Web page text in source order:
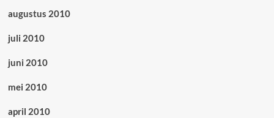
augustus 2010
juli 2010
juni 2010
mei 2010
april 2010